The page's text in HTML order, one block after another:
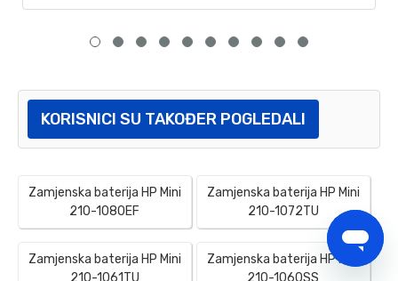
KORISNICI SU TAKOĐER POGLEDALI
Zamjenska baterija HP Mini
210-1080EF
Zamjenska baterija HP Mini
210-1072TU
Zamjenska baterija HP Mini
Zamjenska baterija HP Mini